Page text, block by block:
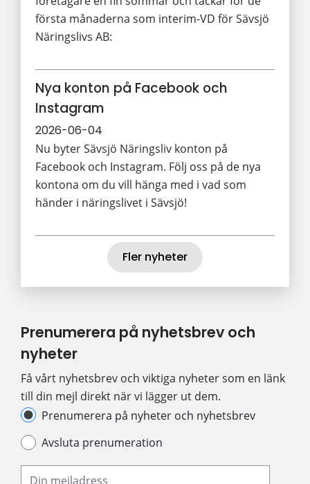
första månaderna som interim-VD för Sävsjö
Näringslivs AB:
Nya konton på Facebook och
Instagram
2026-06-04
Nu byter Sävsjö Näringsliv konton på
Facebook och Instagram. Följ oss på de nya
kontona om du vill hänga med i vad som
händer i näringslivet i Sävsjö!
Fler nyheter
Prenumerera på nyhetsbrev och
nyheter
Få vårt nyhetsbrev och viktiga nyheter som en länk
till din mejl direkt när vi lägger ut dem.
Hantera prenumeration
Prenumerera på nyheter och nyhetsbrev
Avsluta prenumeration
Din e-postadress